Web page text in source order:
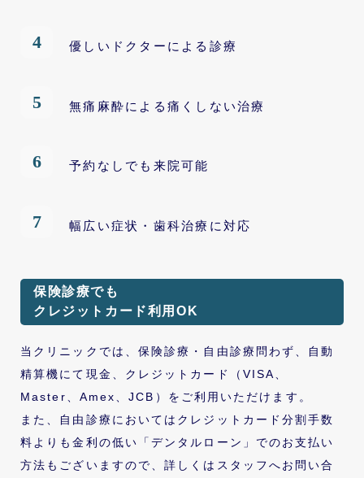
優しいドクターによる診療
無痛麻酔による痛くしない治療
予約なしでも来院可能
幅広い症状・歯科治療に対応
保険診療でも
クレジットカード利用OK
当クリニックでは、保険診療・自由診療問わず、自動
精算機にて現金、クレジットカード（VISA、
Master、Amex、JCB）をご利用いただけます。
また、自由診療においてはクレジットカード分割手数
料よりも金利の低い「デンタルローン」でのお支払い
方法もございますので、詳しくはスタッフへお問い合